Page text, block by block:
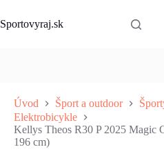
to
content
Sportovyraj.sk
Úvod Šport a outdoor
Elektrobicykle
Kellys Theos R30 P 2025 Magic
196 cm)